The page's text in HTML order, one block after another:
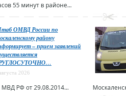
55 минут в районе...
ОМВД России по
району
– прием заявлений
2026
МВД РФ от 29.08.2014...